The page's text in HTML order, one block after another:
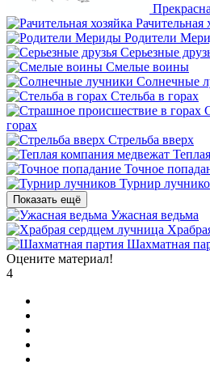
Рачительная
Родители
Серьезные
Смелые воины
Солнечные
Стельба в горах
горах
Стрельба вверх
Точное
Турнир
Показать ещё
Ужасная ведьма
Шахматная
Оцените материал!
4